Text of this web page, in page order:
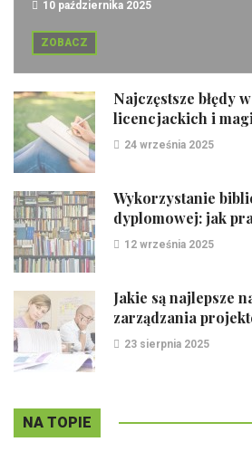
10 października 2025
ZOBACZ
Najczęstsze błędy
licencjackich i
24 września 2025
Wykorzystanie
dyplomowej: jak
12 września 2025
Jakie są najlepsze
zarządzania
23 sierpnia 2025
NA TOPIE